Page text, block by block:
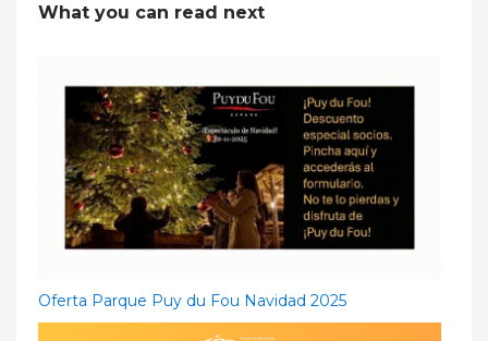
What you can read next
Oferta Parque Puy du Fou Navidad 2025